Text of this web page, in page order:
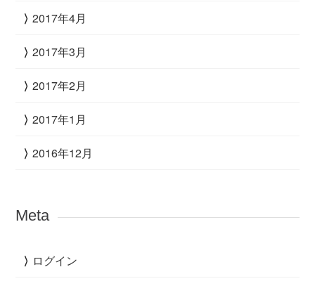
2017年4月
2017年3月
2017年2月
2017年1月
2016年12月
Meta
ログイン